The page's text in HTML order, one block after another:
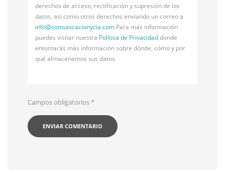
derechos de acceso, rectificación y supresión de los
datos, así como otros derechos enviando un correo a
info@comunicacionycia.com Para más información
puedes visitar nuestra Política de Privacidaddonde
entontarás más información sobre dónde, cómo y por
qué almacenamos sus datos.
Campos obligatorios*